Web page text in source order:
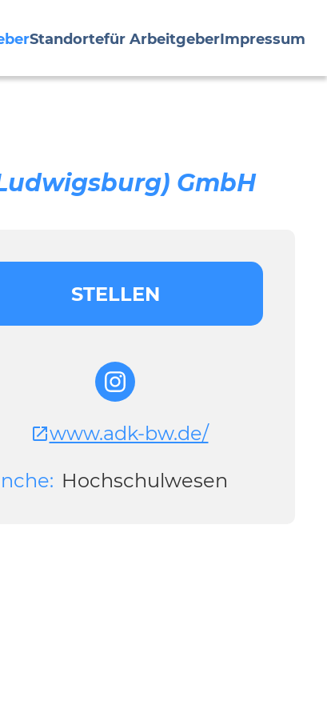
Standortefür ArbeitgeberImpressum
GmbH
STELLEN
www.adk-bw.de/
Hochschulwesen